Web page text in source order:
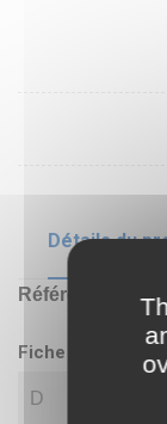
Détails du
Référence
Fiche technique
D